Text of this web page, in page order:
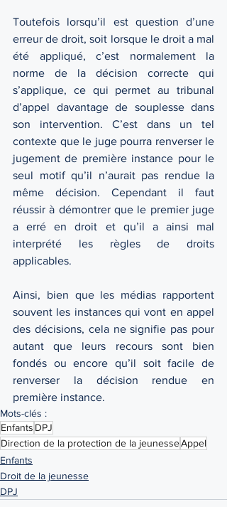
Toutefois lorsqu’il est question d’une
erreur de droit, soit lorsque le droit a mal
été appliqué, c’est normalement la
norme de la décision correcte qui
s’applique, ce qui permet au tribunal
d’appel davantage de souplesse dans
son intervention. C’est dans un tel
contexte que le juge pourra renverser le
jugement de première instance pour le
seul motif qu’il n’aurait pas rendue la
même décision. Cependant il faut
réussir à démontrer que le premier juge
a erré en droit et qu’il a ainsi mal
interprété les règles de droits
applicables.
Ainsi, bien que les médias rapportent
souvent les instances qui vont en appel
des décisions, cela ne signifie pas pour
autant que leurs recours sont bien
fondés ou encore qu’il soit facile de
renverser la décision rendue en
première instance.
Mots-clés :
Enfants DPJ
Direction de la protection de la jeunesseAppel
Enfants
Droit de la jeunesse
DPJ